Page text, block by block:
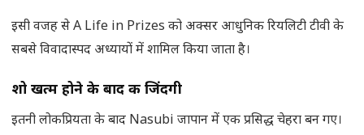
इसी वजह से A Life in Prizes को अक्सर आधुनिक रियलिटी टीवी के
सबसे विवादास्पद अध्यायों में शामिल किया जाता है।
शो खत्म होने के बाद की जिंदगी
इतनी लोकप्रियता के बाद Nasubi जापान में एक प्रसिद्ध चेहरा बन गए।